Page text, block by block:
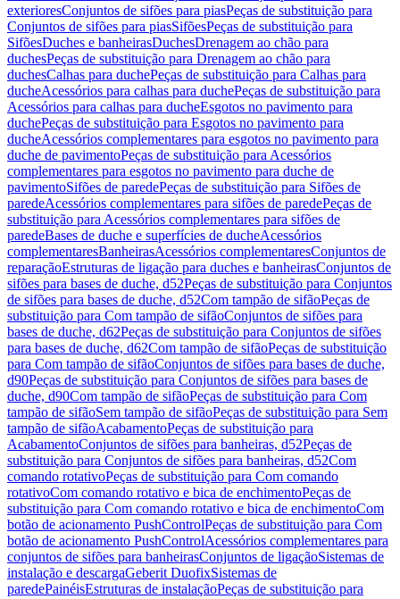
exterioresConjuntos de sifões para piasPeças de substituição para
Conjuntos de sifões para piasSifõesPeças de substituição para
SifõesDuches e banheirasDuchesDrenagem ao chão para
duchesPeças de substituição para Drenagem ao chão para
duchesCalhas para duchePeças de substituição para Calhas para
ducheAcessórios para calhas para duchePeças de substituição para
Acessórios para calhas para ducheEsgotos no pavimento para
duchePeças de substituição para Esgotos no pavimento para
ducheAcessórios complementares para esgotos no pavimento para
duche de pavimentoPeças de substituição para Acessórios
complementares para esgotos no pavimento para duche de
pavimentoSifões de paredePeças de substituição para Sifões de
paredeAcessórios complementares para sifões de paredePeças de
substituição para Acessórios complementares para sifões de
paredeBases de duche e superfícies de ducheAcessórios
complementaresBanheirasAcessórios complementaresConjuntos de
reparaçãoEstruturas de ligação para duches e banheirasConjuntos de
sifões para bases de duche, d52Peças de substituição para Conjuntos
de sifões para bases de duche, d52Com tampão de sifãoPeças de
substituição para Com tampão de sifãoConjuntos de sifões para
bases de duche, d62Peças de substituição para Conjuntos de sifões
para bases de duche, d62Com tampão de sifãoPeças de substituição
para Com tampão de sifãoConjuntos de sifões para bases de duche,
d90Peças de substituição para Conjuntos de sifões para bases de
duche, d90Com tampão de sifãoPeças de substituição para Com
tampão de sifãoSem tampão de sifãoPeças de substituição para Sem
tampão de sifãoAcabamentoPeças de substituição para
AcabamentoConjuntos de sifões para banheiras, d52Peças de
substituição para Conjuntos de sifões para banheiras, d52Com
comando rotativoPeças de substituição para Com comando
rotativoCom comando rotativo e bica de enchimentoPeças de
substituição para Com comando rotativo e bica de enchimentoCom
botão de acionamento PushControlPeças de substituição para Com
botão de acionamento PushControlAcessórios complementares para
conjuntos de sifões para banheirasConjuntos de ligaçãoSistemas de
instalação e descargaGeberit DuofixSistemas de
paredePainéisEstruturas de instalaçãoPeças de substituição para